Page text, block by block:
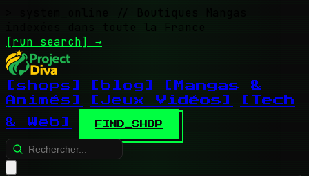
// Boutiques Mangas
indexées dans toute la France
[run search] →
[shops] [blog]
[Mangas &
Animés]
[Jeux Vidéos]
[Tech
& Web]
FIND_SHOP